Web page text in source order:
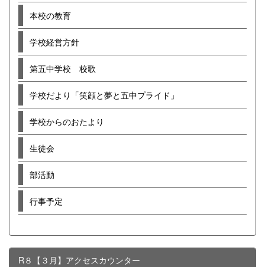
本校の教育
学校経営方針
第五中学校 校歌
学校だより「笑顔と夢と五中プライド」
学校からのおたより
生徒会
部活動
行事予定
R８【３月】アクセスカウンター